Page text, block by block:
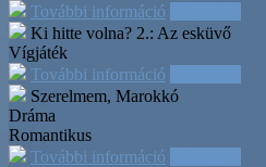
További információ
Ki hitte volna? 2.: Az esküvő
Vígjáték
További információ
Szerelmem, Marokkó
Dráma
Romantikus
További információ